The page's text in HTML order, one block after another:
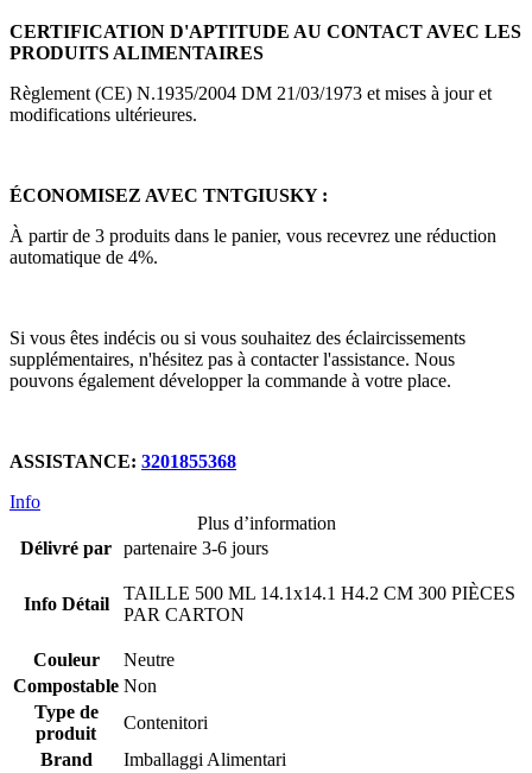
CERTIFICATION D'APTITUDE AU CONTACT AVEC LES
PRODUITS ALIMENTAIRES
Règlement (CE) N.1935/2004 DM 21/03/1973 et mises à jour et
modifications ultérieures.
ÉCONOMISEZ AVEC TNTGIUSKY :
À partir de 3 produits dans le panier, vous recevrez une réduction
automatique de 4%.
Si vous êtes indécis ou si vous souhaitez des éclaircissements
supplémentaires, n'hésitez pas à contacter l'assistance. Nous
pouvons également développer la commande à votre place.
ASSISTANCE: 3201855368
Info
Plus d’information
Délivré par partenaire 3-6 jours
Info Détail
TAILLE 500 ML 14.1x14.1 H4.2 CM 300 PIÈCES
PAR CARTON
Couleur
Neutre
Compostable Non
Type de
produit
Contenitori
Brand
Imballaggi Alimentari